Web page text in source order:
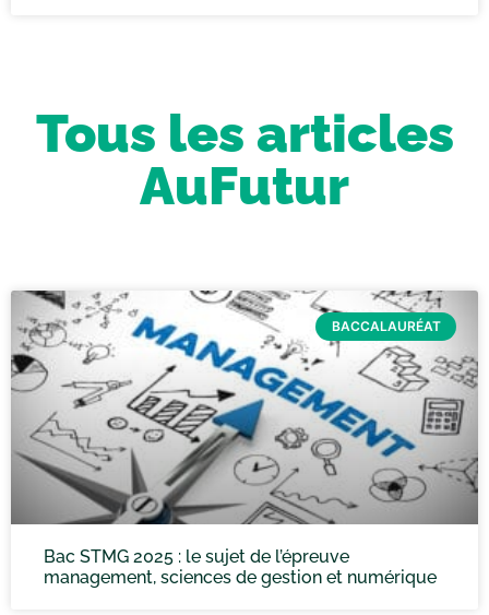
Tous les articles
AuFutur
BACCALAURÉAT
Bac STMG 2025 : le sujet de l’épreuve
management, sciences de gestion et numérique